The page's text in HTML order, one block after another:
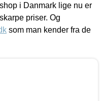
i Danmark lige nu er
priser. Og
som man kender fra de